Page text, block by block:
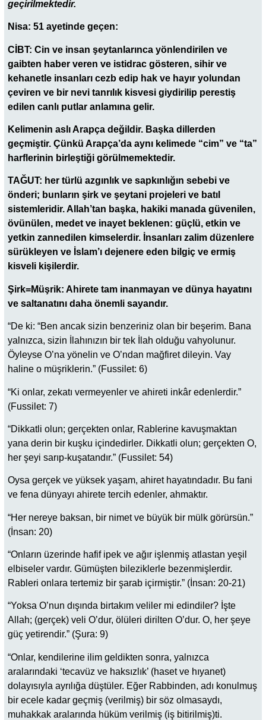
geçirilmektedir.
Nisa: 51 ayetinde geçen:
CİBT: Cin ve insan şeytanlarınca yönlendirilen ve
gaibten haber veren ve istidrac gösteren, sihir ve
kehanetle insanları cezb edip hak ve hayır yolundan
çeviren ve bir nevi tanrılık kisvesi giydirilip perestiş
edilen canlı putlar anlamına gelir.
Kelimenin aslı Arapça değildir. Başka dillerden
geçmiştir. Çünkü Arapça’da aynı kelimede “cim” ve “ta”
harflerinin birleştiği görülmemektedir.
TAĞUT: her türlü azgınlık ve sapkınlığın sebebi ve
önderi; bunların şirk ve şeytani projeleri ve batıl
sistemleridir. Allah’tan başka, hakiki manada güvenilen,
övünülen, medet ve inayet beklenen: güçlü, etkin ve
yetkin zannedilen kimselerdir. İnsanları zalim düzenlere
sürükleyen ve İslam’ı dejenere eden bilgiç ve ermiş
kisveli kişilerdir.
Şirk=Müşrik: Ahirete tam inanmayan ve dünya hayatını
ve saltanatını daha önemli sayandır.
“De ki: “Ben ancak sizin benzeriniz olan bir beşerim. Bana
yalnızca, sizin İlahınızın bir tek İlah olduğu vahyolunur.
Öyleyse O’na yönelin ve O’ndan mağfiret dileyin. Vay
haline o müşriklerin.” (Fussilet: 6)
“Ki onlar, zekatı vermeyenler ve ahireti inkâr edenlerdir.”
(Fussilet: 7)
“Dikkatli olun; gerçekten onlar, Rablerine kavuşmaktan
yana derin bir kuşku içindedirler. Dikkatli olun; gerçekten O,
her şeyi sarıp-kuşatandır.” (Fussilet: 54)
Oysa gerçek ve yüksek yaşam, ahiret hayatındadır. Bu fani
ve fena dünyayı ahirete tercih edenler, ahmaktır.
“Her nereye baksan, bir nimet ve büyük bir mülk görürsün.”
(İnsan: 20)
“Onların üzerinde hafif ipek ve ağır işlenmiş atlastan yeşil
elbiseler vardır. Gümüşten bileziklerle bezenmişlerdir.
Rableri onlara tertemiz bir şarab içirmiştir.” (İnsan: 20-21)
“Yoksa O’nun dışında birtakım veliler mi edindiler? İşte
Allah; (gerçek) veli O’dur, ölüleri dirilten O’dur. O, her şeye
güç yetirendir.” (Şura: 9)
“Onlar, kendilerine ilim geldikten sonra, yalnızca
aralarındaki ‘tecavüz ve haksızlık’ (haset ve hıyanet)
dolayısıyla ayrılığa düştüler. Eğer Rabbinden, adı konulmuş
bir ecele kadar geçmiş (verilmiş) bir söz olmasaydı,
muhakkak aralarında hüküm verilmiş (iş bitirilmiş)ti.